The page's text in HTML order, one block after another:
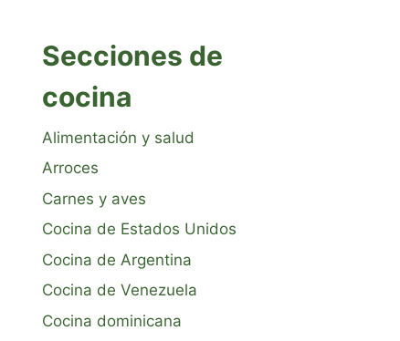
Secciones de
cocina
Alimentación y salud
Arroces
Carnes y aves
Cocina de Estados Unidos
Cocina de Argentina
Cocina de Venezuela
Cocina dominicana